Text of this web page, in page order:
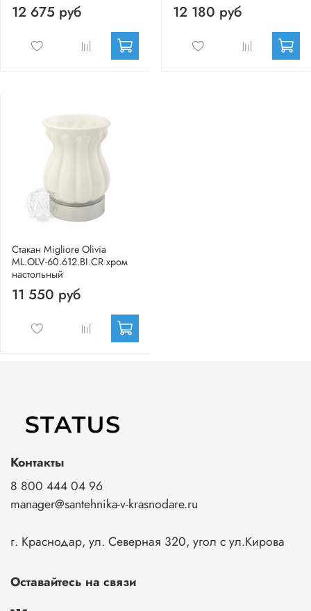
12 675 руб 12 180 руб
Стакан Migliore Olivia
ML.OLV-60.612.BI.CR хром
настольный
11 550 руб
Контакты
8 800 444 04 96
manager@santehnika-v-krasnodare.ru
г. Краснодар, ул. Северная 320, угол с ул.Кирова
Оставайтесь на связи